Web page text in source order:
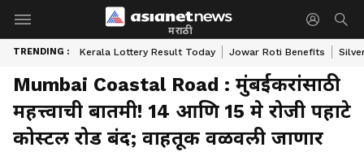
मराठी
TRENDING : Kerala Lottery Result Today Jowar Roti Benefits
Mumbai Coastal Road : मुंबईकरांसाठी
महत्त्वाची बातमी! 14 आणि 15 मे रोजी पहाटे
कोस्टल रोड बंद; वाहतूक वळवली जाणार